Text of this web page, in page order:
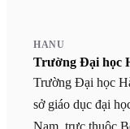
tác khảo thí và
(VSTEP). HUFLIS nổi bật với các nhóm ngành thế mạnh
như Sư phạm
Hàn, Nhật, Pháp,
HANU
Trường Đại học
Trường Đại học
sở giáo dục đại
Nam, trực thuộc